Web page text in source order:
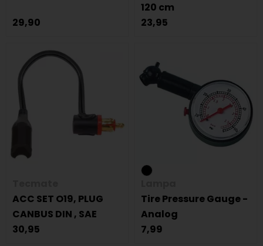
29,90
120 cm
23,95
ACC SET O19, PLUG
CANBUS DIN , SAE
30,95
Tire Pressure Gauge -
Analog
7,99